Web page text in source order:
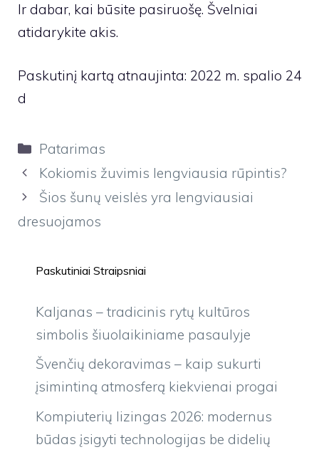
Ir dabar, kai būsite pasiruošę. Švelniai
atidarykite akis.
Paskutinį kartą atnaujinta: 2022 m. spalio 24
d
Kategorijos
Patarimas
Kokiomis žuvimis lengviausia rūpintis?
Šios šunų veislės yra lengviausiai
dresuojamos
Paskutiniai Straipsniai
Kaljanas – tradicinis rytų kultūros
simbolis šiuolaikiniame pasaulyje
Švenčių dekoravimas – kaip sukurti
įsimintiną atmosferą kiekvienai progai
Kompiuterių lizingas 2026: modernus
būdas įsigyti technologijas be didelių